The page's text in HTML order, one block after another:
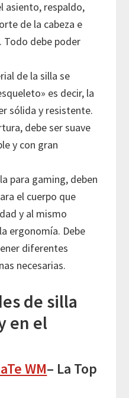
asiento, respaldo,
de la cabeza e
Todo debe poder
de la silla se
es decir, la
sólida y resistente.
debe ser suave
y con gran
para gaming, deben
el cuerpo que
y al mismo
ergonomía. Debe
diferentes
necesarias.
de silla
en el
WM– La Top